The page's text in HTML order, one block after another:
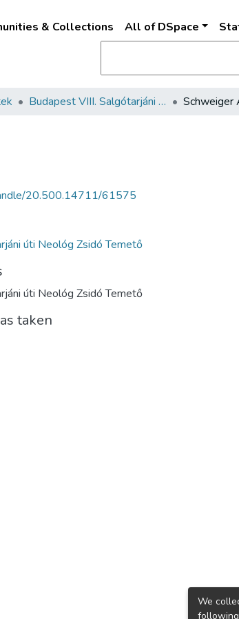
& Collections All of DSpace
Budapest VIII. Salgótarjáni úti Neológ Zsidó Temető Schweiger
20.500.14711/61575
úti Neológ Zsidó Temető
úti Neológ Zsidó Temető
taken
We